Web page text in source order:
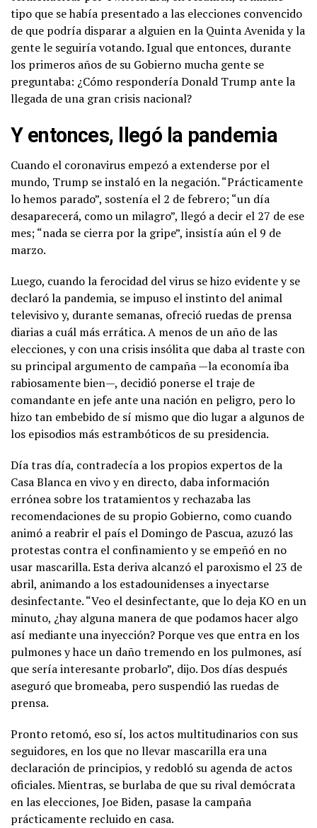
tipo que se había presentado a las elecciones convencido
de que podría disparar a alguien en la Quinta Avenida y la
gente le seguiría votando. Igual que entonces, durante
los primeros años de su Gobierno mucha gente se
preguntaba: ¿Cómo respondería Donald Trump ante la
llegada de una gran crisis nacional?
Y entonces, llegó la pandemia
Cuando el coronavirus empezó a extenderse por el
mundo, Trump se instaló en la negación. “Prácticamente
lo hemos parado”, sostenía el 2 de febrero; “un día
desaparecerá, como un milagro”, llegó a decir el 27 de ese
mes; “nada se cierra por la gripe”, insistía aún el 9 de
marzo.
Luego, cuando la ferocidad del virus se hizo evidente y se
declaró la pandemia, se impuso el instinto del animal
televisivo y, durante semanas, ofreció ruedas de prensa
diarias a cuál más errática. A menos de un año de las
elecciones, y con una crisis insólita que daba al traste con
su principal argumento de campaña —la economía iba
rabiosamente bien—, decidió ponerse el traje de
comandante en jefe ante una nación en peligro, pero lo
hizo tan embebido de sí mismo que dio lugar a algunos de
los episodios más estrambóticos de su presidencia.
Día tras día, contradecía a los propios expertos de la
Casa Blanca en vivo y en directo, daba información
errónea sobre los tratamientos y rechazaba las
recomendaciones de su propio Gobierno, como cuando
animó a reabrir el país el Domingo de Pascua, azuzó las
protestas contra el confinamiento y se empeñó en no
usar mascarilla. Esta deriva alcanzó el paroxismo el 23 de
abril, animando a los estadounidenses a inyectarse
desinfectante. “Veo el desinfectante, que lo deja KO en un
minuto, ¿hay alguna manera de que podamos hacer algo
así mediante una inyección? Porque ves que entra en los
pulmones y hace un daño tremendo en los pulmones, así
que sería interesante probarlo”, dijo. Dos días después
aseguró que bromeaba, pero suspendió las ruedas de
prensa.
Pronto retomó, eso sí, los actos multitudinarios con sus
seguidores, en los que no llevar mascarilla era una
declaración de principios, y redobló su agenda de actos
oficiales. Mientras, se burlaba de que su rival demócrata
en las elecciones, Joe Biden, pasase la campaña
prácticamente recluido en casa.